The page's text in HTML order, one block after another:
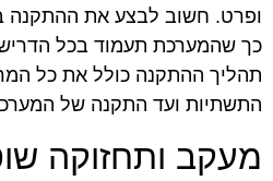
ופרט. חשוב לבצע את ההתקנה
כך שהמערכת תעמוד בכל
תהליך ההתקנה כולל את כל
התשתיות ועד התקנה של
מעקב ותחזוקה